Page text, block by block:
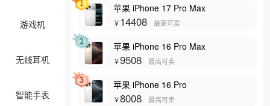
游戏机
无线耳机
智能手表
苹果 iPhone 17 Pro Max
￥14408 最高可卖
苹果 iPhone 16 Pro Max
￥9508 最高可卖
苹果 iPhone 16 Pro
￥8008 最高可卖